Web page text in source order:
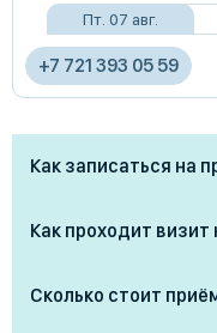
Пт. 07 авг.
+7 721 393 05 59
Как записаться на
аллерголога,
Чтобы записаться
Как проходит визит
жизни и
Сколько стоит